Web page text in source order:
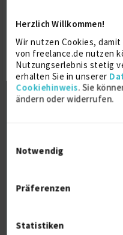
Herzlich Willkommen!
Wir nutzen Cookies,
von freelance.de nutzen
Nutzungserlebnis stetig
erhalten Sie in unserer
Cookiehinweis. Sie
ändern oder widerrufen.
Notwendig
Präferenzen
Statistiken
D-50823 Köln
Social Media Marketing